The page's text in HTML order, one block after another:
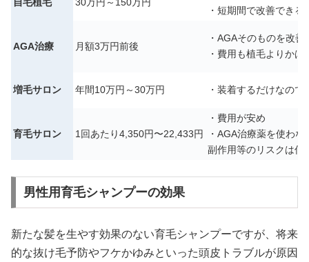
自毛植毛 30万円～150万円
・短期間で改善できる
AGA治療 月額3万円前後
・AGAそのものを改善
・費用も植毛よりかは
増毛サロン 年間10万円～30万円 ・装着するだけなので
育毛サロン 1回あたり4,350円〜22,433円
・費用が安め
・AGA治療薬を使わな
副作用等のリスクは低
男性用育毛シャンプーの効果
新たな髪を生やす効果のない育毛シャンプーですが、将来
的な抜け毛予防やフケかゆみといった頭皮トラブルが原因